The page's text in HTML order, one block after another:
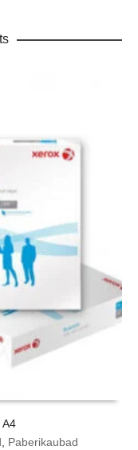
A4
, Paberikaubad